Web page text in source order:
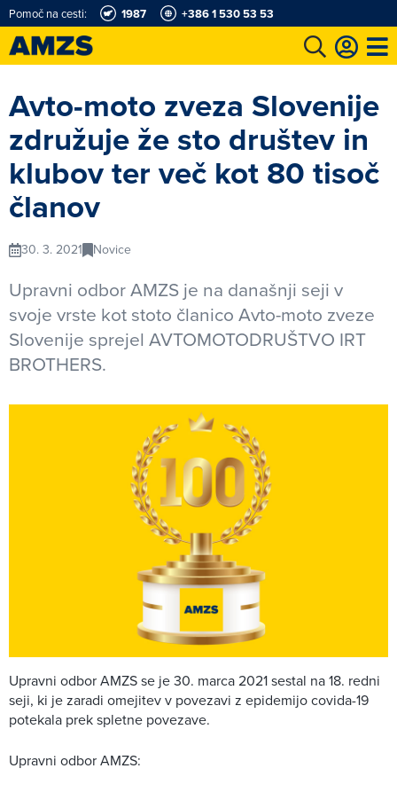
Pomoč na cesti: 1987 +386 1 530 53 53
Avto-moto zveza Slovenije
združuje že sto društev in
klubov ter več kot 80 tisoč
članov
30. 3. 2021 Novice
Upravni odbor AMZS je na današnji seji v
svoje vrste kot stoto članico Avto-moto zveze
Slovenije sprejel AVTOMOTODRUŠTVO IRT
BROTHERS.
Upravni odbor AMZS se je 30. marca 2021 sestal na 18. redni
seji, ki je zaradi omejitev v povezavi z epidemijo covida-19
potekala prek spletne povezave.
Upravni odbor AMZS: